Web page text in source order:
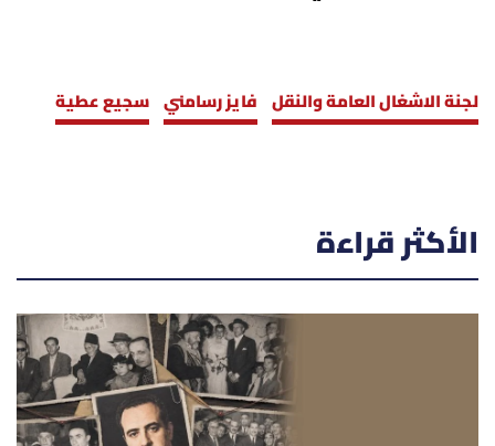
لجنة الاشغال العامة والنقل فايز رسامني سجيع عطية
الأكثر قراءة